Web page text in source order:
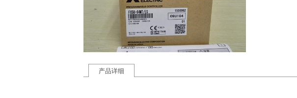
产品详细